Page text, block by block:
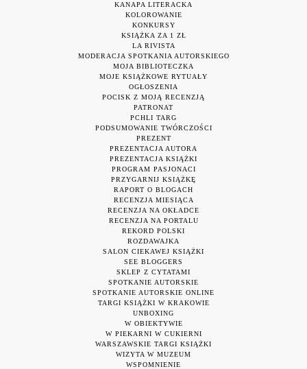
KANAPA LITERACKA
KOLOROWANIE
KONKURSY
KSIĄŻKA ZA 1 ZŁ
LA RIVISTA
MODERACJA SPOTKANIA AUTORSKIEGO
MOJA BIBLIOTECZKA
MOJE KSIĄŻKOWE RYTUAŁY
OGŁOSZENIA
POCISK Z MOJĄ RECENZJĄ
PATRONAT
PCHLI TARG
PODSUMOWANIE TWÓRCZOŚCI
PREZENT
PREZENTACJA AUTORA
PREZENTACJA KSIĄŻKI
PROGRAM PASJONACI
PRZYGARNIJ KSIĄŻKĘ
RAPORT O BLOGACH
RECENZJA MIESIĄCA
RECENZJA NA OKŁADCE
RECENZJA NA PORTALU
REKORD POLSKI
ROZDAWAJKA
SALON CIEKAWEJ KSIĄŻKI
SEE BLOGGERS
SKLEP Z CYTATAMI
SPOTKANIE AUTORSKIE
SPOTKANIE AUTORSKIE ONLINE
TARGI KSIĄŻKI W KRAKOWIE
UNBOXING
W OBIEKTYWIE
W PIEKARNI W CUKIERNI
WARSZAWSKIE TARGI KSIĄŻKI
WIZYTA W MUZEUM
WSPOMNIENIE